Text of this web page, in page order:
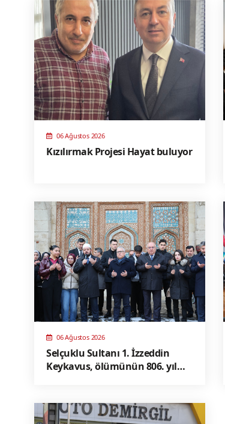
06 Ağustos 2026
Kızılırmak Projesi Hayat buluyor
06 Ağustos 2026
Selçuklu Sultanı 1. İzzeddin
Keykavus, ölümünün 806. yıl
dualarla anıldı